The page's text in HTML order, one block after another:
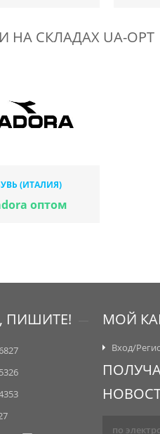
СКЛАДАХ UA-OPT
(ИТАЛИЯ)
оптом
ПИШИТЕ! МОЙ
Вход/